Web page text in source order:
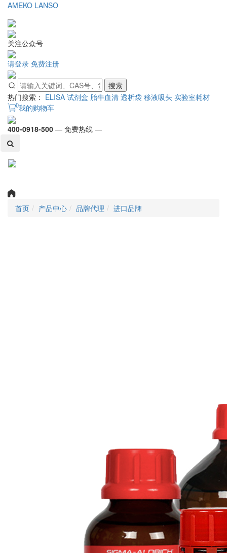
AMEKO LANSO
关注公众号
请登录 免费注册
搜索
热门搜索： ELISA 试剂盒 胎牛血清 透析袋 移液吸头 实验室耗材
0我的购物车
400-0918-500 — 免费热线 —
首页 产品中心 品牌代理 进口品牌